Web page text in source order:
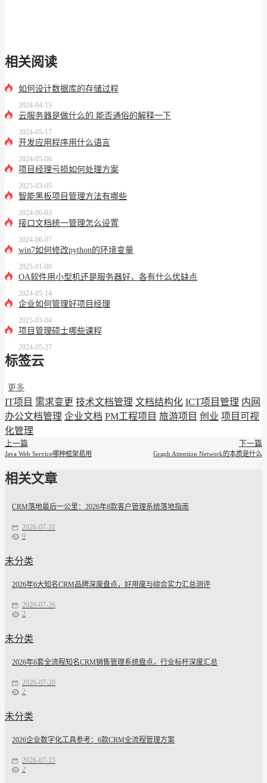
相关阅读
如何设计数据库的存储过程
2024-04-15
云服务器是做什么的 能否通俗的解释一下
2024-05-17
开发应用程序用什么语言
2024-05-06
项目经理亏损如何处理方案
2025-03-05
智能黑板项目管理方法有哪些
2024-06-03
接口文档统一管理怎么设置
2024-06-07
win7如何修改python的环境变量
2025-01-08
OA软件用小型机还是服务器好，各有什么优缺点
2024-05-14
企业如何管理好项目经理
2025-03-04
项目管理硕士哪些课程
2024-05-27
标签云
更多
IT项目 需求变更 技术文档管理 文档结构化 ICT项目管理 内网
办公文档管理 企业文档 PM工程项目 旅游项目 创业 项目可视
化管理
上一篇
Java Web Service哪种框架易用
下一篇
Graph Attention Network的本质是什么
相关文章
CRM落地最后一公里：2026年8款客户管理系统落地指南
2026-07-31
9
未分类
2026年6大知名CRM品牌深度盘点，好用度与综合实力汇总测评
2026-07-26
2
未分类
2026年6套全流程知名CRM销售管理系统盘点，行业标杆深度汇总
2026-07-20
2
未分类
2026企业数字化工具参考：6款CRM全流程管理方案
2026-07-15
2